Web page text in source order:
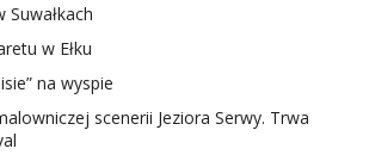
Suwałkach
w Ełku
na wyspie
scenerii Jeziora Serwy. Trwa